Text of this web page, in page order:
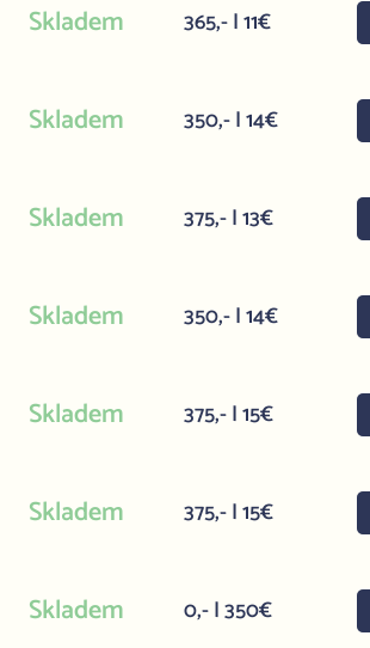
Skladem 365,- | 11€
Skladem 350,- | 14€
Skladem 375,- | 13€
Skladem 350,- | 14€
Skladem 375,- | 15€
Skladem 375,- | 15€
Skladem 0,- | 350€